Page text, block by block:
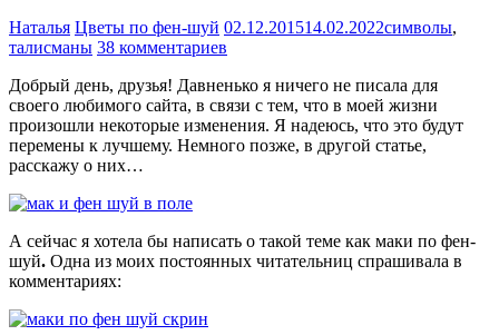
Наталья Цветы по фен-шуй 02.12.201514.02.2022символы,
талисманы 38 комментариев
Добрый день, друзья! Давненько я ничего не писала для
своего любимого сайта, в связи с тем, что в моей жизни
произошли некоторые изменения. Я надеюсь, что это будут
перемены к лучшему. Немного позже, в другой статье,
расскажу о них…
А сейчас я хотела бы написать о такой теме как маки по фен-
шуй. Одна из моих постоянных читательниц спрашивала в
комментариях: